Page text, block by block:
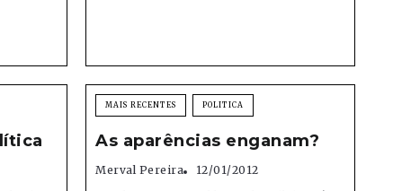
MAIS RECENTES POLITICA
As aparências enganam?
Merval Pereira
12/01/2012